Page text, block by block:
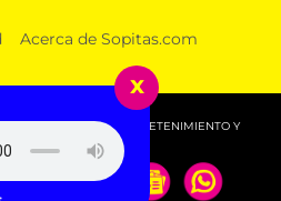
Acerca de Sopitas.com
DEPORTES, ENTRETENIMIENTO Y
x